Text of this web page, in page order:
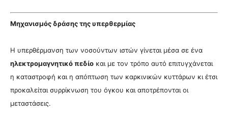
Μηχανισμός δράσης της υπερθερμίας
Η υπερθέρμανση των νοσούντων ιστών γίνεται μέσα σε ένα
ηλεκτρομαγνητικό πεδίο και με τον τρόπο αυτό επιτυγχάνεται
η καταστροφή και η απόπτωση των καρκινικών κυττάρων κι έτσι
προκαλείται συρρίκνωση του όγκου και αποτρέπονται οι
μεταστάσεις.